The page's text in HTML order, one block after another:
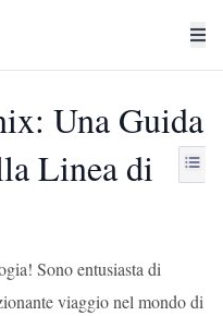
Una Guida
Linea di
Sono entusiasta di
viaggio nel mondo di